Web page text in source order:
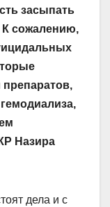
засыпать
К сожалению,
Назира
дела и с